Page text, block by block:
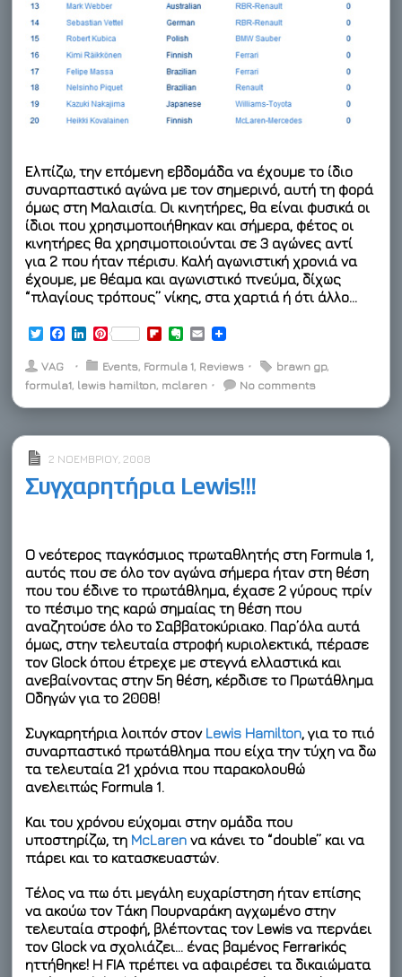
Ελπίζω, την επόμενη εβδομάδα να έχουμε το ίδιο
συναρπαστικό αγώνα με τον σημερινό, αυτή τη φορά
όμως στη Μαλαισία. Οι κινητήρες, θα είναι φυσικά οι
ίδιοι που χρησιμοποιήθηκαν και σήμερα, φέτος οι
κινητήρες θα χρησιμοποιούνται σε 3 αγώνες αντί
για 2 που ήταν πέρισυ. Καλή αγωνιστική χρονιά να
έχουμε, με θέαμα και αγωνιστικό πνεύμα, δίχως
“πλαγίους τρόπους” νίκης, στα χαρτιά ή ότι άλλο…
T
i
t
e
F
b
o
k
L
n
e
d
n
P
n
t
e
r
s
F
i
b
o
r
e
n
o
e
E
a
l
VAG ⋅ Events, Formula 1, Reviews ⋅ brawn gp,
formula1, lewis hamilton, mclaren ⋅ No comments
2 ΝΟΕΜΒΡΊΟΥ, 2008
Συγχαρητήρια Lewis!!!
Ο νεότερος παγκόσμιος πρωταθλητής στη Formula 1,
αυτός που σε όλο τον αγώνα σήμερα ήταν στη θέση
που του έδινε το πρωτάθλημα, έχασε 2 γύρους πρίν
το πέσιμο της καρώ σημαίας τη θέση που
αναζητούσε όλο το Σαββατοκύριακο. Παρ’όλα αυτά
όμως, στην τελευταία στροφή κυριολεκτικά, πέρασε
τον Glock όπου έτρεχε με στεγνά ελλαστικά και
ανεβαίνοντας στην 5η θέση, κέρδισε το Πρωτάθλημα
Οδηγών για το 2008!
Συγκαρητήρια λοιπόν στον Lewis Hamilton, για το πιό
συναρπαστικό πρωτάθλημα που είχα την τύχη να δω
τα τελευταία 21 χρόνια που παρακολουθώ
ανελειπώς Formula 1.
Και του χρόνου εύχομαι στην ομάδα που
υποστηρίζω, τη McLaren να κάνει το “double” και να
πάρει και το κατασκευαστών.
Τέλος να πω ότι μεγάλη ευχαρίστηση ήταν επίσης
να ακούω τον Τάκη Πουρναράκη αγχωμένο στην
τελευταία στροφή, βλέποντας τον Lewis να περνάει
τον Glock να σχολιάζει… ένας βαμένος Ferrariκός
ηττήθηκε! Η FIA πρέπει να αφαιρέσει τα δικαιώματα